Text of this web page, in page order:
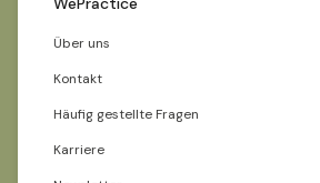
Über uns
Kontakt
Häufig gestellte Fragen
Karriere